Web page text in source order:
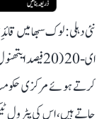
نئی دہلی: لوک سبھا میں
ای-20 (20
کرتے ہوئے مرکزی حکومت